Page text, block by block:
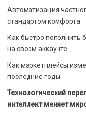
Автоматизация
стандартом комфорта
Как быстро пополнить
на своём аккаунте
Как маркетплейсы
последние годы
Технологический
интеллект меняет